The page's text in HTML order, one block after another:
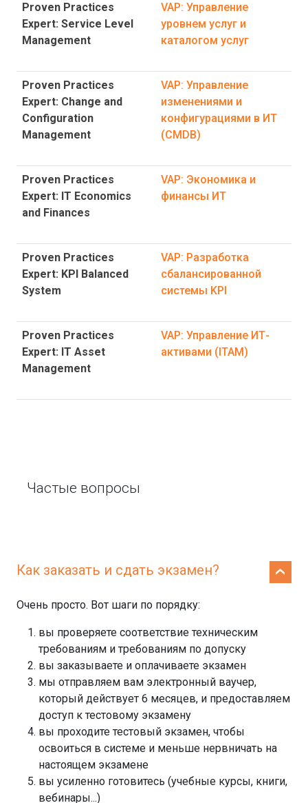
Proven Practices
Expert: Service Level
Management
VAP: Управление
уровнем услуг и
каталогом услуг
Proven Practices
Expert: Change and
Configuration
Management
VAP: Управление
изменениями и
конфигурациями в ИТ
(CMDB)
Proven Practices
Expert: IT Economics
and Finances
VAP: Экономика и
финансы ИТ
Proven Practices
Expert: KPI Balanced
System
VAP: Разработка
сбалансированной
системы KPI
Proven Practices
Expert: IT Asset
Management
VAP: Управление ИТ-
активами (ITAM)
Частые вопросы
Как заказать и сдать экзамен?
Очень просто. Вот шаги по порядку:
вы проверяете соответствие техническим
требованиям и требованиям по допуску
вы заказываете и оплачиваете экзамен
мы отправляем вам электронный ваучер,
который действует 6 месяцев, и предоставляем
доступ к тестовому экзамену
вы проходите тестовый экзамен, чтобы
освоиться в системе и меньше нервничать на
настоящем экзамене
вы усиленно готовитесь (учебные курсы, книги,
вебинары...)